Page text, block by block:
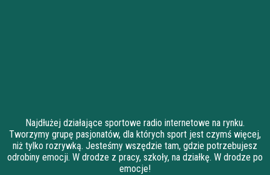
Najdłużej działające sportowe radio internetowe na rynku.
Tworzymy grupę pasjonatów, dla których sport jest czymś więcej,
niż tylko rozrywką. Jesteśmy wszędzie tam, gdzie potrzebujesz
odrobiny emocji. W drodze z pracy, szkoły, na działkę. W drodze po
emocje!